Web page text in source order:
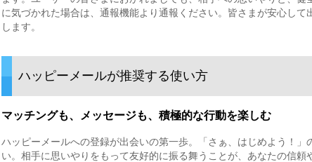
に気づかれた場合は、通報機能より通報ください。皆さまが安心し
します。
ハッピーメールが推奨する使い方
マッチングも、メッセージも、積極的な行動を楽しむ
ハッピーメールへの登録が出会いの第一歩。「さぁ、はじめよう！
い。相手に思いやりをもって友好的に振る舞うことが、あなたの信